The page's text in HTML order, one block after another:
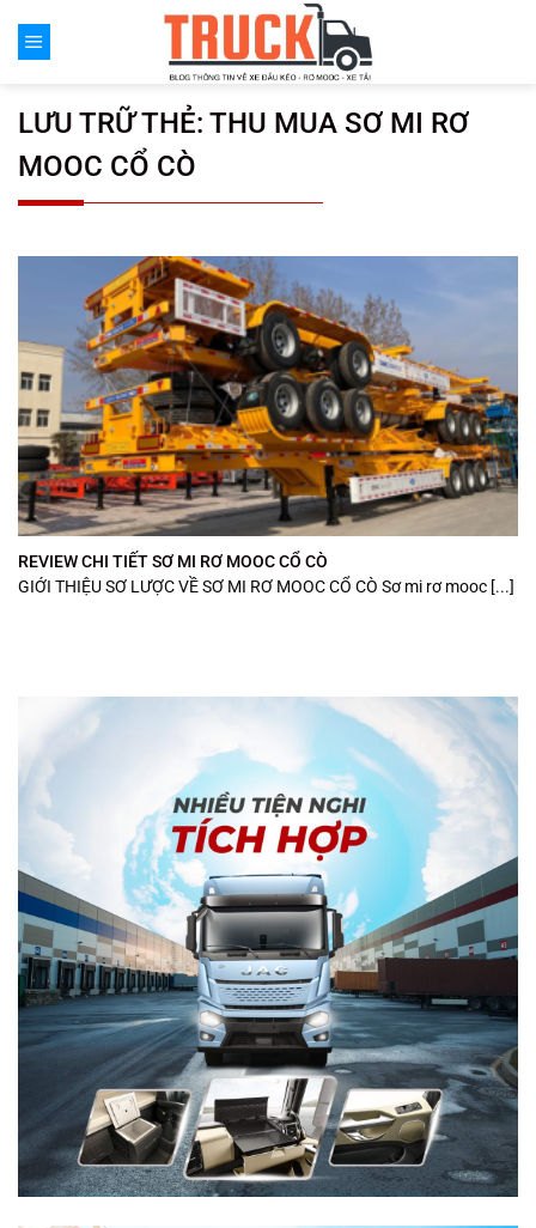
đến
LƯU TRỮ THẺ: THU MUA SƠ MI RƠ
MOOC CỔ CÒ
REVIEW CHI TIẾT SƠ MI RƠ MOOC CỔ CÒ
GIỚI THIỆU SƠ LƯỢC VỀ SƠ MI RƠ MOOC CỔ CÒ Sơ mi rơ mooc [...]